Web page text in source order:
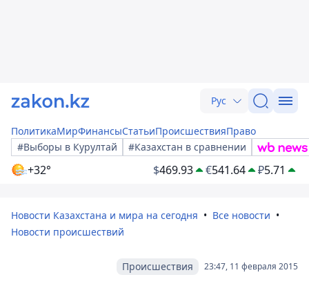
Рус
ПолитикаМирФинансыСтатьиПроисшествияПраво
#Выборы в Курултай
#Казахстан в сравнении
+32° $469.93 €541.64 ₽5.71
Новости Казахстана и мира на сегодня
Все новости
Новости происшествий
23:47, 11 февраля 2015
Происшествия